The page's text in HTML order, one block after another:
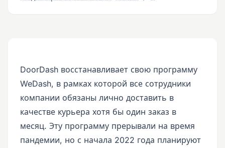
DoorDash восстанавливает свою программу
WeDash, в рамках которой все сотрудники
компании обязаны лично доставить в
качестве курьера хотя бы один заказ в
месяц. Эту программу прерывали на время
пандемии, но с начала 2022 года планируют